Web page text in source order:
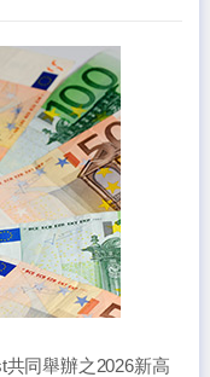
同舉辦之2026新高